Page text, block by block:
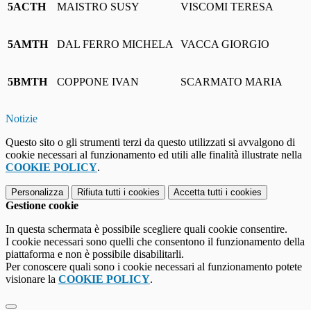
5ACTH MAISTRO SUSY VISCOMI TERESA
5AMTH DAL FERRO MICHELA VACCA GIORGIO
5BMTH COPPONE IVAN SCARMATO MARIA
Notizie
Questo sito o gli strumenti terzi da questo utilizzati si avvalgono di
cookie necessari al funzionamento ed utili alle finalità illustrate nella
COOKIE POLICY.
Personalizza Rifiuta tutti i cookies Accetta tutti i cookies
Gestione cookie
In questa schermata è possibile scegliere quali cookie consentire.
I cookie necessari sono quelli che consentono il funzionamento della
piattaforma e non è possibile disabilitarli.
Per conoscere quali sono i cookie necessari al funzionamento potete
visionare la COOKIE POLICY.